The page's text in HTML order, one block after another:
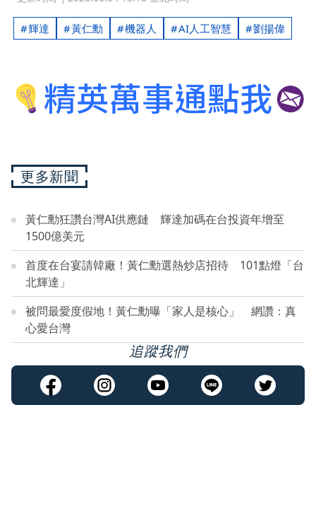
輝達 黃仁勳 機器人 AI人工智慧 劉揚偉
更多新聞
黃仁勳狂讚台灣AI供應鏈 輝達加碼在台投資年增至
1500億美元
首度在台宴請韓廠！黃仁勳選熱炒店招待 101點燈「台
北輝達」
被問最愛度假地！黃仁勳曝「家人是核心」 網讚：真
心愛台灣
追蹤我們